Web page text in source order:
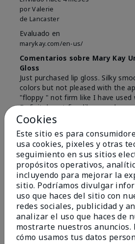
porValerie
de Lancaster
Evaluado en
marykay.com/en-us/
Comentarios sobre Mary Kay
Gloss
Just purchased lip gloss. Silky
colors but not pleased with the
"floppy " not firm like I have used
Definitely not firm like samples
Mostrar Traducción
ConclusiónSí, recomendaría a
¿Le ha resultado
opinión?
8 1
Marcar esta opinión
Cookies
Este sitio es para
usa cookies, pixeles y otras
seguimiento en sus sitios
propósitos operativos,
incluyendo para mejorar la
sitio. Podríamos divulgar
uso que haces del sitio con
redes sociales, publicidad y
analizar el uso que haces de
mostrarte nuestros anuncios.
cómo usamos tus datos